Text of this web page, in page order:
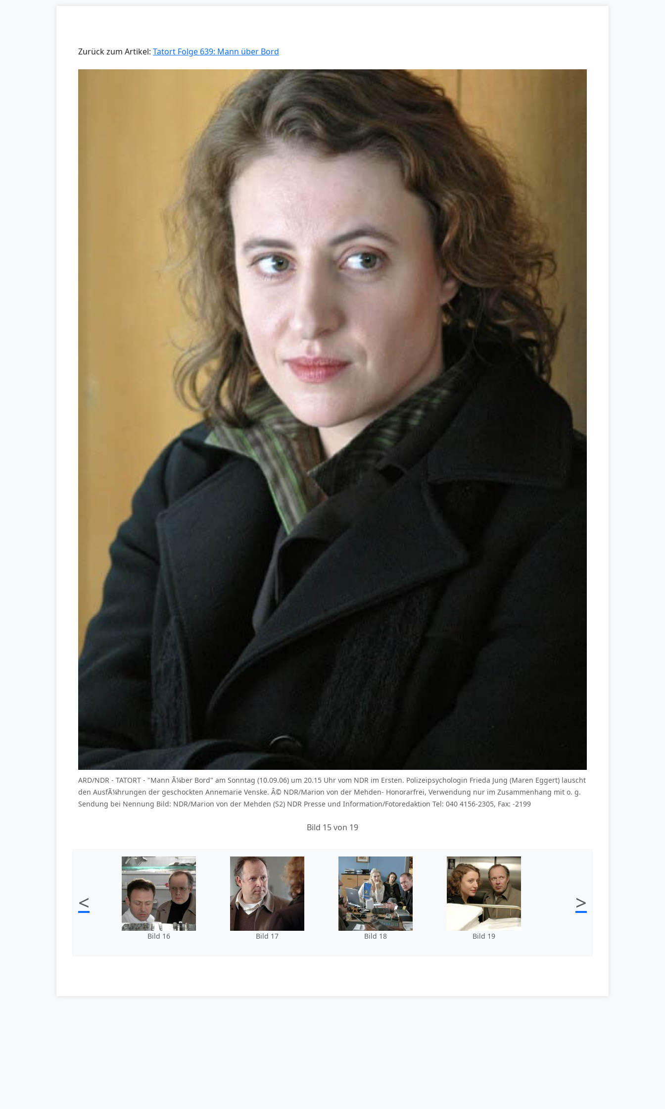
Zurück zum Artikel: Tatort Folge 639: Mann über Bord
ARD/NDR - TATORT - "Mann Ã¼ber Bord" am Sonntag (10.09.06) um 20.15 Uhr vom NDR im Ersten. Polizeipsychologin Frieda Jung (Maren Eggert) lauscht
den AusfÃ¼hrungen der geschockten Annemarie Venske. Â© NDR/Marion von der Mehden- Honorarfrei, Verwendung nur im Zusammenhang mit o. g.
Sendung bei Nennung Bild: NDR/Marion von der Mehden (S2) NDR Presse und Information/Fotoredaktion Tel: 040 4156-2305, Fax: -2199
Bild 15 von 19
<
Bild 16 Bild 17 Bild 18 Bild 19
>